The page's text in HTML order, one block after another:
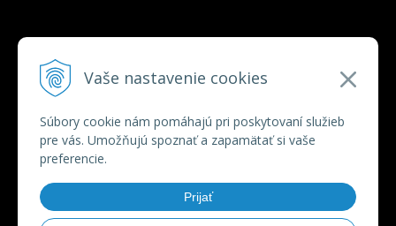
Vaše nastavenie cookies
Súbory cookie nám pomáhajú pri poskytovaní služieb
pre vás. Umožňujú spoznať a zapamätať si vaše
preferencie.
Prijať
Tel.:+421 910 228 822
E-mail: deltatex@deltatex.sk
VŠETKO O NÁKUPE
Obchodné podmienky